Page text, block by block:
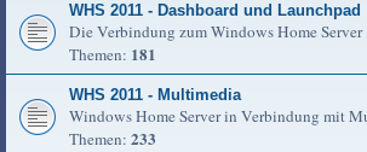
WHS 2011 - Dashboard und Launchpad
Die Verbindung zum Windows Home Server
Themen: 181
WHS 2011 - Multimedia
Windows Home Server in Verbindung mit
Themen: 233